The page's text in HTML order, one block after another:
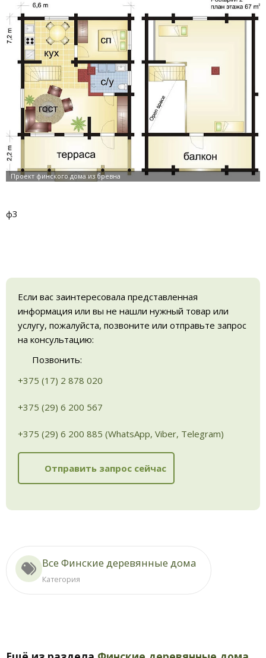
ф3
Если вас заинтересовала представленная
информация или вы не нашли нужный товар или
услугу, пожалуйста, позвоните или отправьте запрос
на консультацию:
Позвонить:
+375 (17) 2 878 020
+375 (29) 6 200 567
+375 (29) 6 200 885 (WhatsApp, Viber, Telegram)
Отправить запрос сейчас
Все Финские деревянные дома
Категория